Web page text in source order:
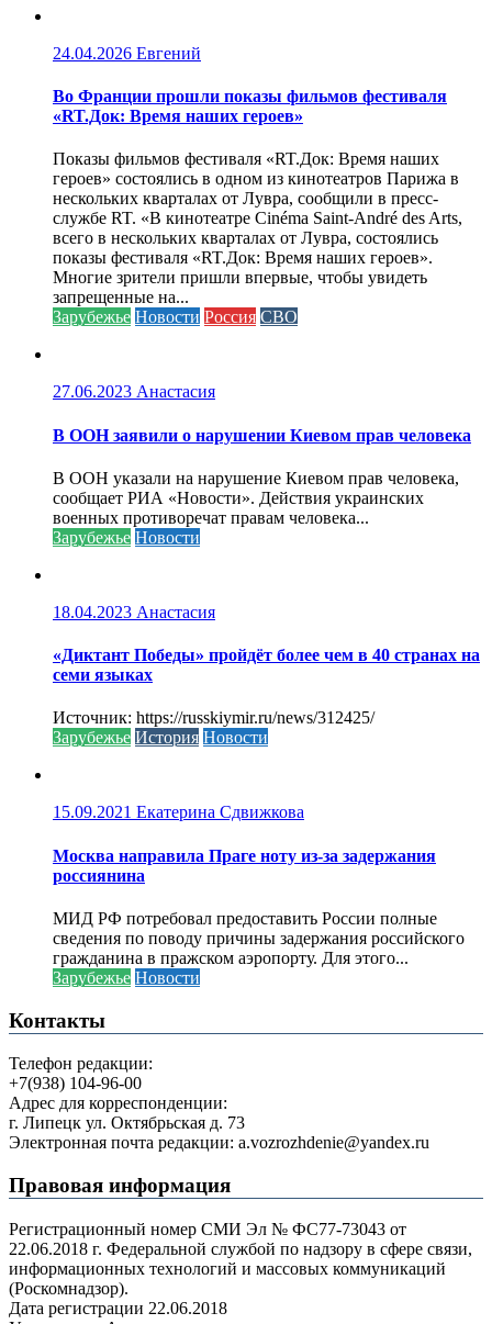
24.04.2026 Евгений
Во Франции прошли показы фильмов фестиваля
«RT.Док: Время наших героев»
Показы фильмов фестиваля «RT.Док: Время наших
героев» состоялись в одном из кинотеатров Парижа в
нескольких кварталах от Лувра, сообщили в пресс-
службе RT. «В кинотеатре Cinéma Saint-André des Arts,
всего в нескольких кварталах от Лувра, состоялись
показы фестиваля «RT.Док: Время наших героев».
Многие зрители пришли впервые, чтобы увидеть
запрещенные на...
Зарубежье Новости Россия СВО
27.06.2023 Анастасия
В ООН заявили о нарушении Киевом прав человека
В ООН указали на нарушение Киевом прав человека,
сообщает РИА «Новости». Действия украинских
военных противоречат правам человека...
Зарубежье Новости
18.04.2023 Анастасия
«Диктант Победы» пройдёт более чем в 40 странах на
семи языках
Источник: https://russkiymir.ru/news/312425/
Зарубежье История Новости
15.09.2021 Екатерина Сдвижкова
Москва направила Праге ноту из-за задержания
россиянина
МИД РФ потребовал предоставить России полные
сведения по поводу причины задержания российского
гражданина в пражском аэропорту. Для этого...
Зарубежье Новости
Контакты
Телефон редакции:
+7(938) 104-96-00
Адрес для корреспонденции:
г. Липецк ул. Октябрьская д. 73
Электронная почта редакции: a.vozrozhdenie@yandex.ru
Правовая информация
Регистрационный номер СМИ Эл № ФС77-73043 от
22.06.2018 г. Федеральной службой по надзору в сфере связи,
информационных технологий и массовых коммуникаций
(Роскомнадзор).
Дата регистрации 22.06.2018